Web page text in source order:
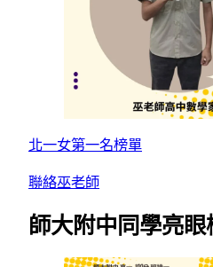
北一女第一名榜單
聯絡巫老師
師大附中同學亮眼